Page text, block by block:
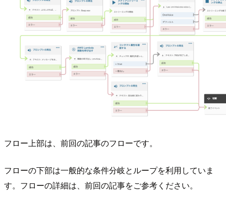
フロー上部は、前回の記事のフローです。
フローの下部は一般的な条件分岐とループを利用していま
す。フローの詳細は、前回の記事をご参考ください。